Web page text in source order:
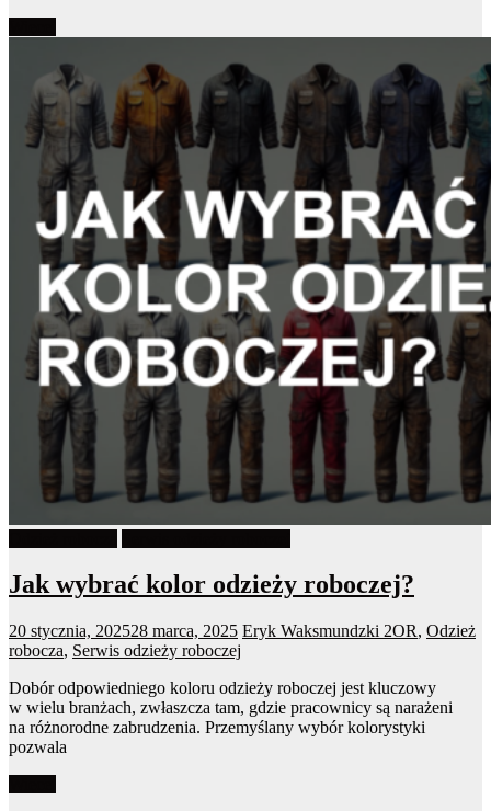
Jak wybrać kolor odzieży roboczej?
20 stycznia, 202528 marca, 2025 Eryk Waksmundzki 2OR, Odzież
robocza, Serwis odzieży roboczej
Dobór odpowiedniego koloru odzieży roboczej jest kluczowy
w wielu branżach, zwłaszcza tam, gdzie pracownicy są narażeni
na różnorodne zabrudzenia. Przemyślany wybór kolorystyki
pozwala